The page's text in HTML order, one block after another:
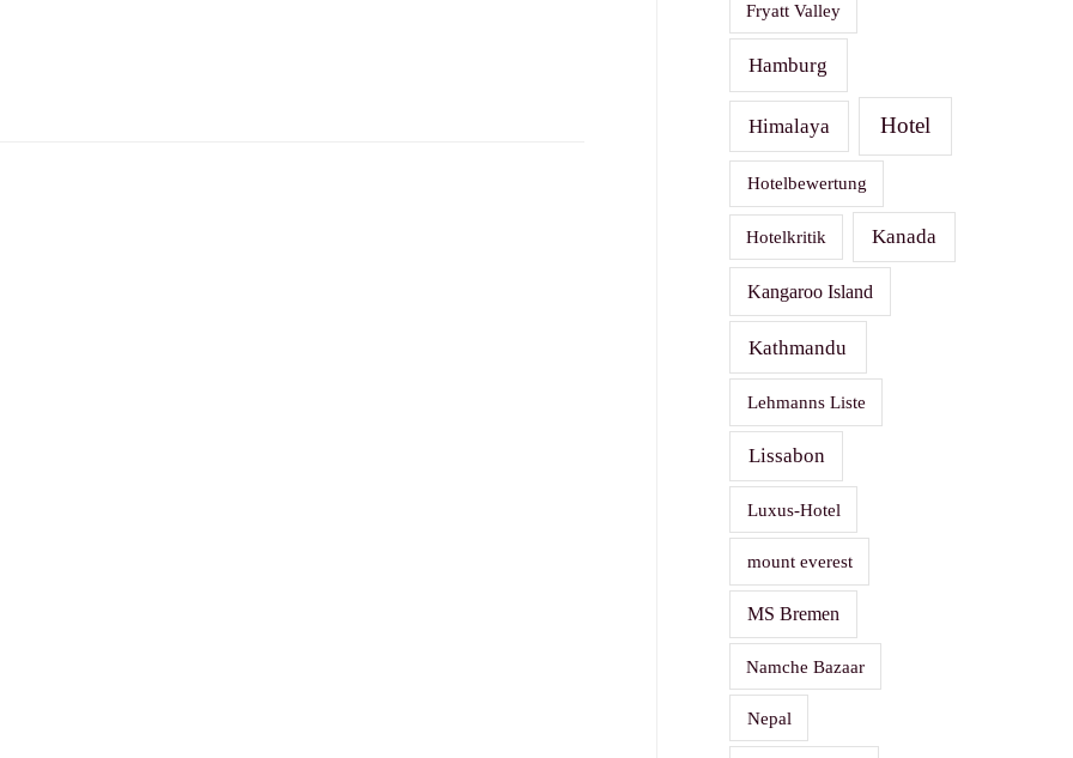
Fryatt Valley
Hamburg
Himalaya Hotel
Hotelbewertung
Hotelkritik Kanada
Kangaroo Island
Kathmandu
Lehmanns Liste
Lissabon
Luxus-Hotel
mount everest
MS Bremen
Namche Bazaar
Nepal